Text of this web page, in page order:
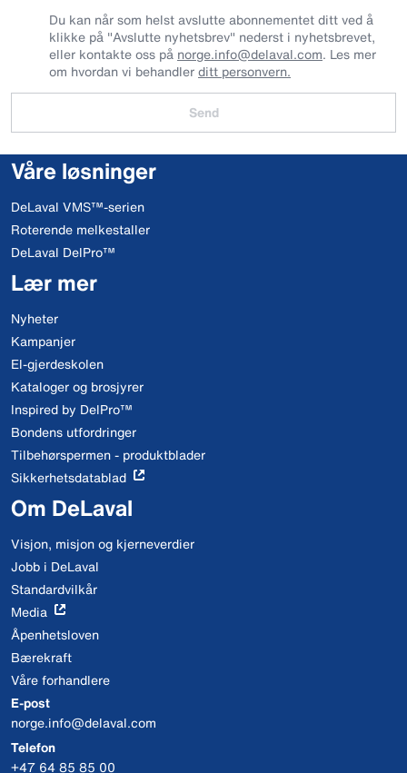
Du kan når som helst avslutte abonnementet ditt ved å
klikke på "Avslutte nyhetsbrev" nederst i nyhetsbrevet,
eller kontakte oss på norge.info@delaval.com. Les mer
om hvordan vi behandlerditt personvern.
Send
Våre løsninger
DeLaval VMS™-serien
Roterende melkestaller
DeLaval DelPro™
Lær mer
Nyheter
Kampanjer
El-gjerdeskolen
Kataloger og brosjyrer
Inspired by DelPro™
Bondens utfordringer
Tilbehørspermen - produktblader
Sikkerhetsdatablad
Om DeLaval
Visjon, misjon og kjerneverdier
Jobb i DeLaval
Standardvilkår
Media
Åpenhetsloven
Bærekraft
Våre forhandlere
E-post
norge.info@delaval.com
Telefon
+47 64 85 85 00